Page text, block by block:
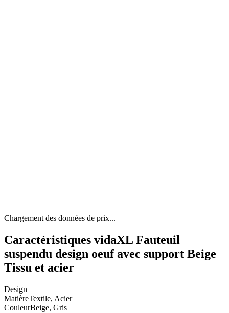
Chargement des données de prix...
Caractéristiques vidaXL Fauteuil
suspendu design oeuf avec support Beige
Tissu et acier
Design
MatièreTextile, Acier
CouleurBeige, Gris